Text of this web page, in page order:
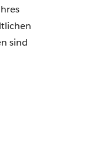
sind